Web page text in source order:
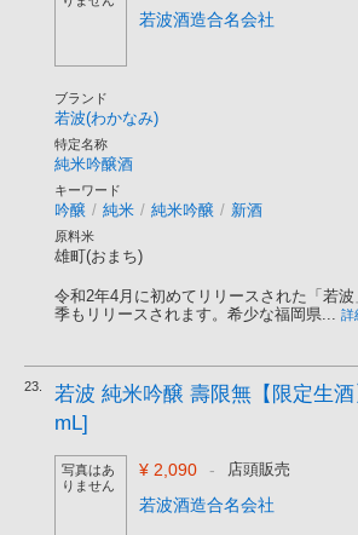
若波酒造合名会社
ブランド
若波(わかなみ)
特定名称
純米吟醸酒
キーワード
吟醸 / 純米 / 純米吟醸 / 新酒
原料米
雄町(おまち)
令和2年4月に初めてリリースされた「若
季もリリースされます。希少な福岡県... 詳
23.
若波 純米吟醸 壽限無【限定生
mL]
写真はあ
りません
¥ 2,090 - 店頭販売
若波酒造合名会社